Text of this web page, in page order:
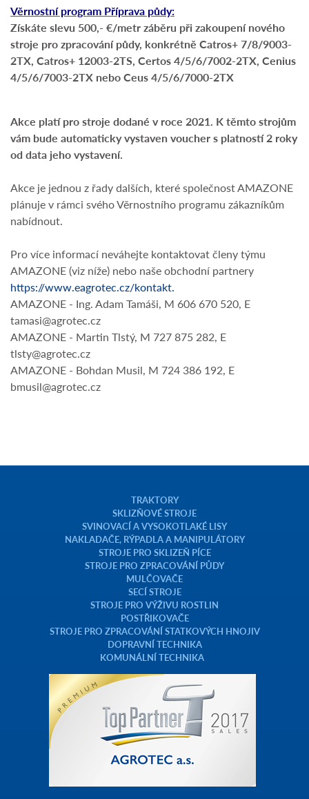
Věrnostní program Příprava půdy:
Získáte slevu 500,- €/metr záběru při zakoupení nového
stroje pro zpracování půdy, konkrétně Catros+ 7/8/9003-
2TX, Catros+ 12003-2TS, Certos 4/5/6/7002-2TX, Cenius
4/5/6/7003-2TX nebo Ceus 4/5/6/7000-2TX
Akce platí pro stroje dodané v roce 2021. K těmto strojům
vám bude automaticky vystaven voucher s platností 2 roky
od data jeho vystavení.
Akce je jednou z řady dalších, které společnost AMAZONE
plánuje v rámci svého Věrnostního programu zákazníkům
nabídnout.
Pro více informací neváhejte kontaktovat členy týmu
AMAZONE (viz níže) nebo naše obchodní partnery
https://www.eagrotec.cz/kontakt.
AMAZONE - Ing. Adam Tamáši, M 606 670 520, E
tamasi@agrotec.cz
AMAZONE - Martin Tlstý, M 727 875 282, E
tlsty@agrotec.cz
AMAZONE - Bohdan Musil, M 724 386 192, E
bmusil@agrotec.cz
TRAKTORY
SKLIZŇOVÉ STROJE
SVINOVACÍ A VYSOKOTLAKÉ LISY
NAKLADAČE, RÝPADLA A MANIPULÁTORY
STROJE PRO SKLIZEŇ PÍCE
STROJE PRO ZPRACOVÁNÍ PŮDY
MULČOVAČE
SECÍ STROJE
STROJE PRO VÝŽIVU ROSTLIN
POSTŘIKOVAČE
STROJE PRO ZPRACOVÁNÍ STATKOVÝCH HNOJIV
DOPRAVNÍ TECHNIKA
KOMUNÁLNÍ TECHNIKA